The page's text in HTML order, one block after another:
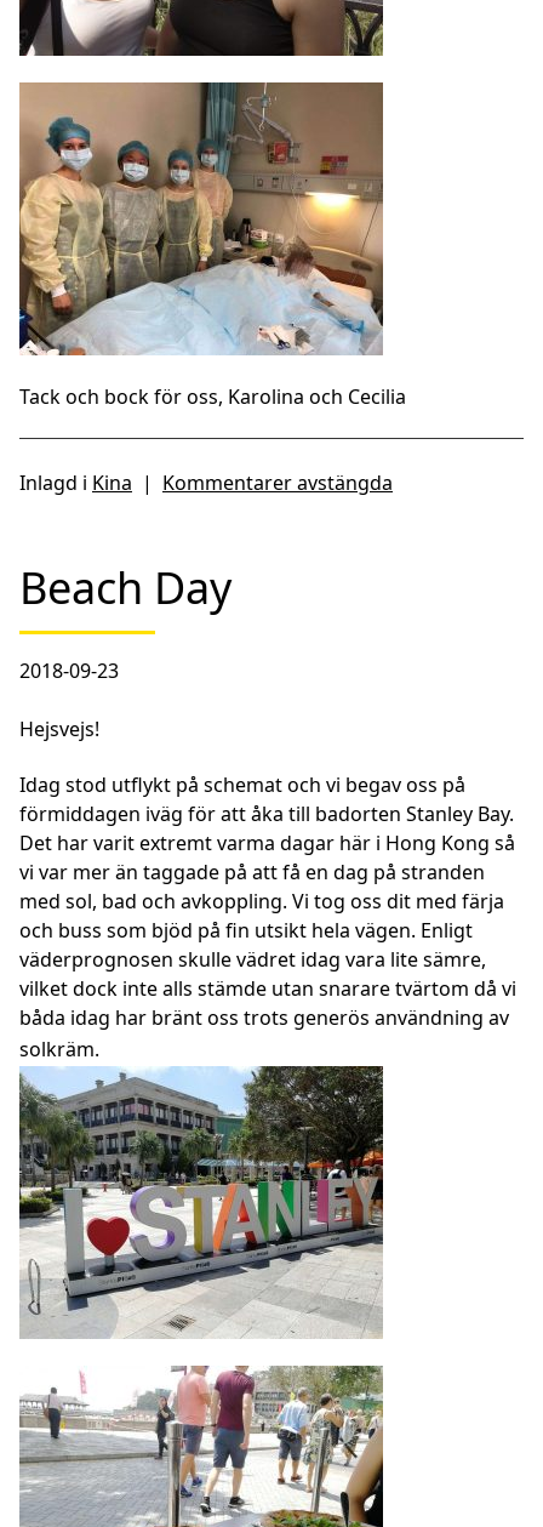
Tack och bock för oss, Karolina och Cecilia
Inlagd i Kina | Kommentarer avstängda
Beach Day
2018-09-23
Hejsvejs!
Idag stod utflykt på schemat och vi begav oss på
förmiddagen iväg för att åka till badorten Stanley Bay.
Det har varit extremt varma dagar här i Hong Kong så
vi var mer än taggade på att få en dag på stranden
med sol, bad och avkoppling. Vi tog oss dit med färja
och buss som bjöd på fin utsikt hela vägen. Enligt
väderprognosen skulle vädret idag vara lite sämre,
vilket dock inte alls stämde utan snarare tvärtom då vi
båda idag har bränt oss trots generös användning av
solkräm.